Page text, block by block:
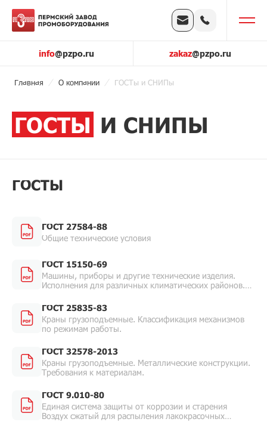
info@pzpo.ru zakaz@pzpo.ru
Главная О компании ГОСТы и СНИПы
ГОСТЫ И СНИПЫ
ГОСТЫ
ГОСТ 27584-88
Общие технические условия
ГОСТ 15150-69
Машины, приборы и другие технические изделия.
Исполнения для различных климатических районов.
транспортирования в части воздействия
климатических факторов внешней среды.
ГОСТ 25835-83
Краны грузоподъемные. Классификация механизмов
по режимам работы.
ГОСТ 32578-2013
Краны грузоподъемные. Металлические конструкции.
Требования к материалам.
ГОСТ 9.010-80
Единая система защиты от коррозии и старения
Воздух сжатый для распыления лакокрасочных